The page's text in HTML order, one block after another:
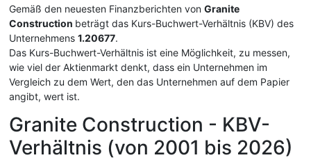
Gemäß den neuesten Finanzberichten von Granite
Construction beträgt das Kurs-Buchwert-Verhältnis (KBV) des
Unternehmens 1.20677.
Das Kurs-Buchwert-Verhältnis ist eine Möglichkeit, zu messen,
wie viel der Aktienmarkt denkt, dass ein Unternehmen im
Vergleich zu dem Wert, den das Unternehmen auf dem Papier
angibt, wert ist.
Granite Construction - KBV-
Verhältnis (von 2001 bis 2026)